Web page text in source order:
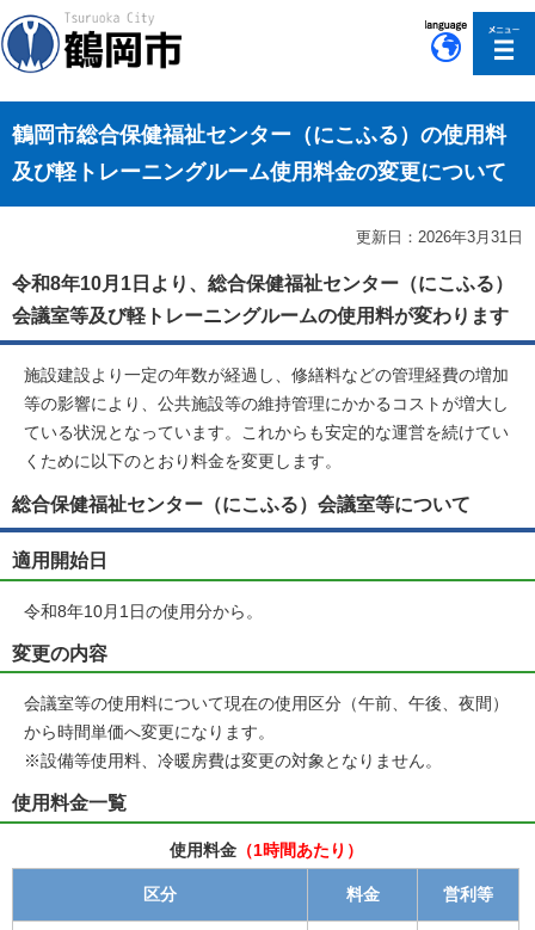
鶴岡市総合保健福祉センター（にこふる）の使用料
及び軽トレーニングルーム使用料金の変更について
更新日：2026年3月31日
令和8年10月1日より、総合保健福祉センター（にこふる）
会議室等及び軽トレーニングルームの使用料が変わります
施設建設より一定の年数が経過し、修繕料などの管理経費の増加
等の影響により、公共施設等の維持管理にかかるコストが増大し
ている状況となっています。これからも安定的な運営を続けてい
くために以下のとおり料金を変更します。
総合保健福祉センター（にこふる）会議室等について
適用開始日
令和8年10月1日の使用分から。
変更の内容
会議室等の使用料について現在の使用区分（午前、午後、夜間）
から時間単価へ変更になります。
※設備等使用料、冷暖房費は変更の対象となりません。
使用料金一覧
使用料金（1時間あたり）
区分 料金 営利等